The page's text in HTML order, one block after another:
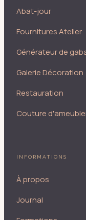
Abat-jour
Fournitures Atelier
Générateur de
Galerie Décoration
Restauration
Couture
INFORMATIONS
À propos
Journal